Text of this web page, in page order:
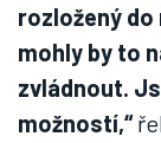
rozložený do
mohly by to
zvládnout.
možností,“